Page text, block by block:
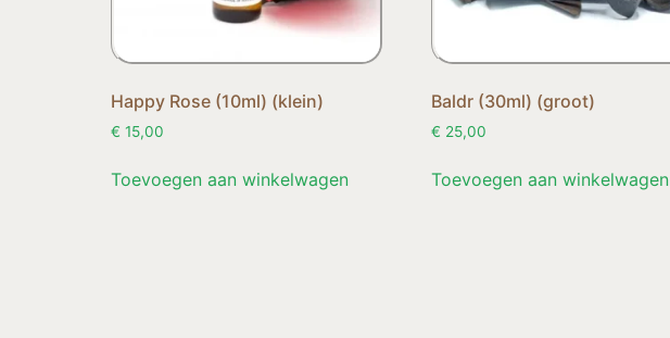
Happy Rose (10ml) (klein)
€ 15,00
Toevoegen aan winkelwagen
Baldr (30ml) (groot)
€ 25,00
Toevoegen aan winkelwagen